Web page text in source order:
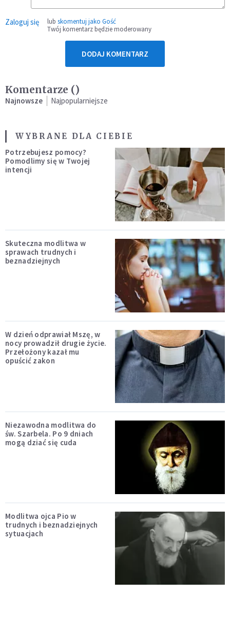
Zaloguj się lub skomentuj jako Gość
Twój komentarz będzie moderowany
DODAJ KOMENTARZ
Komentarze ()
Najnowsze Najpopularniejsze
WYBRANE DLA CIEBIE
Potrzebujesz pomocy?
Pomodlimy się w Twojej
intencji
Skuteczna modlitwa w
sprawach trudnych i
beznadziejnych
W dzień odprawiał Mszę, w
nocy prowadził drugie życie.
Przełożony kazał mu
opuścić zakon
Niezawodna modlitwa do
św. Szarbela. Po 9 dniach
mogą dziać się cuda
Modlitwa ojca Pio w
trudnych i beznadziejnych
sytuacjach